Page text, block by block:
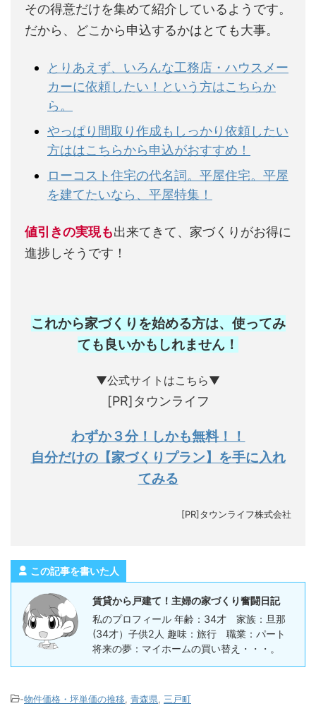
その得意だけを集めて紹介しているようです。
だから、どこから申込するかはとても大事。
とりあえず、いろんな工務店・ハウスメー
カーに依頼したい！という方はこちらか
ら。
やっぱり間取り作成もしっかり依頼したい
方ははこちらから申込がおすすめ！
ローコスト住宅の代名詞。平屋住宅。平屋
を建てたいなら、平屋特集！
値引きの実現も出来てきて、家づくりがお得に
進捗しそうです！
これから家づくりを始める方は、使ってみ
ても良いかもしれません ！
▼公式サイトはこちら▼
[PR]タウンライフ
わずか３分！しかも無料！！
自分だけの【家づくりプラン】を手に入れ
てみる
[PR]タウンライフ株式会社
この記事を書いた人
賃貸から戸建て！主婦の家づくり奮闘日記
私のプロフィール 年齢：34才 家族：旦那
(34才）子供2人 趣味：旅行 職業：パート
将来の夢：マイホームの買い替え・・・。
-物件価格・坪単価の推移 青森県
三戸町